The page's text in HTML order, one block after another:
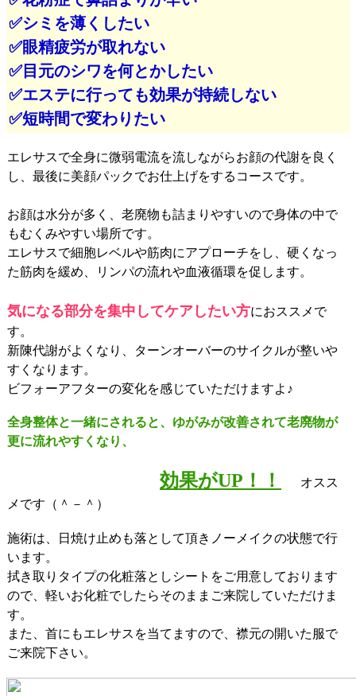
✅シミを薄くしたい
✅眼精疲労が取れない
✅目元のシワを何とかしたい
✅エステに行っても効果が持続しない
✅短時間で変わりたい
エレサスで全身に微弱電流を流しながらお顔の代謝を良く
し、最後に美顔パックでお仕上げをするコースです。
お顔は水分が多く、老廃物も詰まりやすいので身体の中で
もむくみやすい場所です。
エレサスで細胞レベルや筋肉にアプローチをし、硬くなっ
た筋肉を緩め、リンパの流れや血液循環を促します。
気になる部分を集中してケアしたい方におススメで
す。
新陳代謝がよくなり、ターンオーバーのサイクルが整いや
すくなります。
ビフォーアフターの変化を感じていただけますよ♪
全身整体と一緒にされると、ゆがみが改善されて老廃物が
更に流れやすくなり、
効果がUP！！
オスス
メです（＾－＾）
施術は、日焼け止めも落として頂きノーメイクの状態で行
います。
拭き取りタイプの化粧落としシートをご用意しております
ので、軽いお化粧でしたらそのままご来院していただけま
す。
また、首にもエレサスを当てますので、襟元の開いた服で
ご来院下さい。